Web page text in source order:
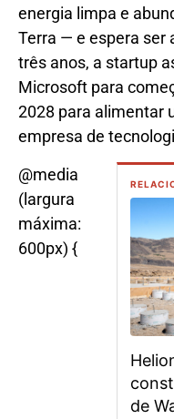
energia limpa e
Terra — e espera ser
três anos, a startup
Microsoft para
2028 para alimentar
empresa de
de
@media
(largura
máxima:
600px) {